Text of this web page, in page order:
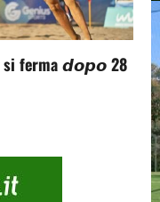
ferma 𝙙𝙤𝙥𝙤 28